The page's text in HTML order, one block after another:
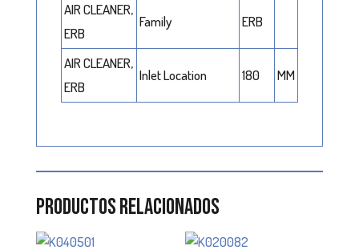
AIR CLEANER,
ERB
Family ERB
AIR CLEANER,
ERB
Inlet Location 180 MM
Productos relacionados